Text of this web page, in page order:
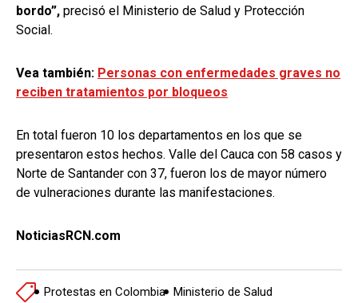
bordo”, precisó el Ministerio de Salud y Protección
Social.
Vea también: Personas con enfermedades graves no
reciben tratamientos por bloqueos
En total fueron 10 los departamentos en los que se
presentaron estos hechos. Valle del Cauca con 58 casos y
Norte de Santander con 37, fueron los de mayor número
de vulneraciones durante las manifestaciones.
NoticiasRCN.com
Protestas en Colombia Ministerio de Salud